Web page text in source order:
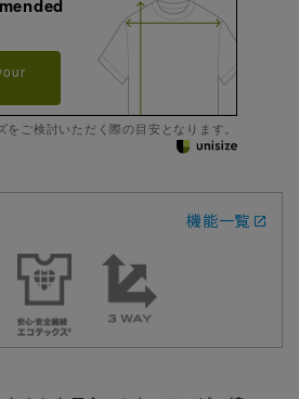
をご検討いただく際の目安となります。
機能一覧